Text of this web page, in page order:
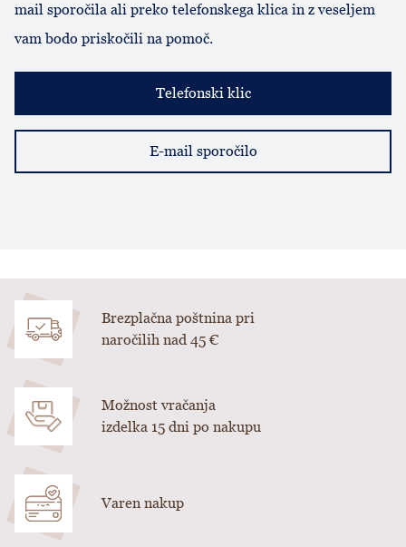
mail sporočila ali preko telefonskega klica in z veseljem
vam bodo priskočili na pomoč.
Telefonski klic
E-mail sporočilo
Brezplačna poštnina pri
naročilih nad 45 €
Možnost vračanja
izdelka 15 dni po nakupu
Varen nakup